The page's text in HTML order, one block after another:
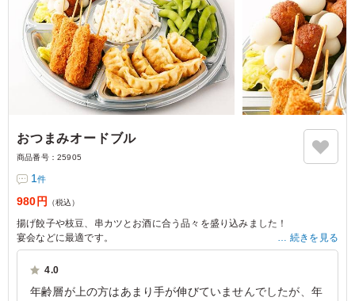
おつまみオードブル
商品番号： 25905
1件
980円 （税込）
揚げ餃子や枝豆、串カツとお酒に合う品々を盛り込みました！
宴会などに最適です。
※写真は5人前の盛りつけです。
続きを見る
4.0
年齢層が上の方はあまり手が伸びていませんでしたが、年